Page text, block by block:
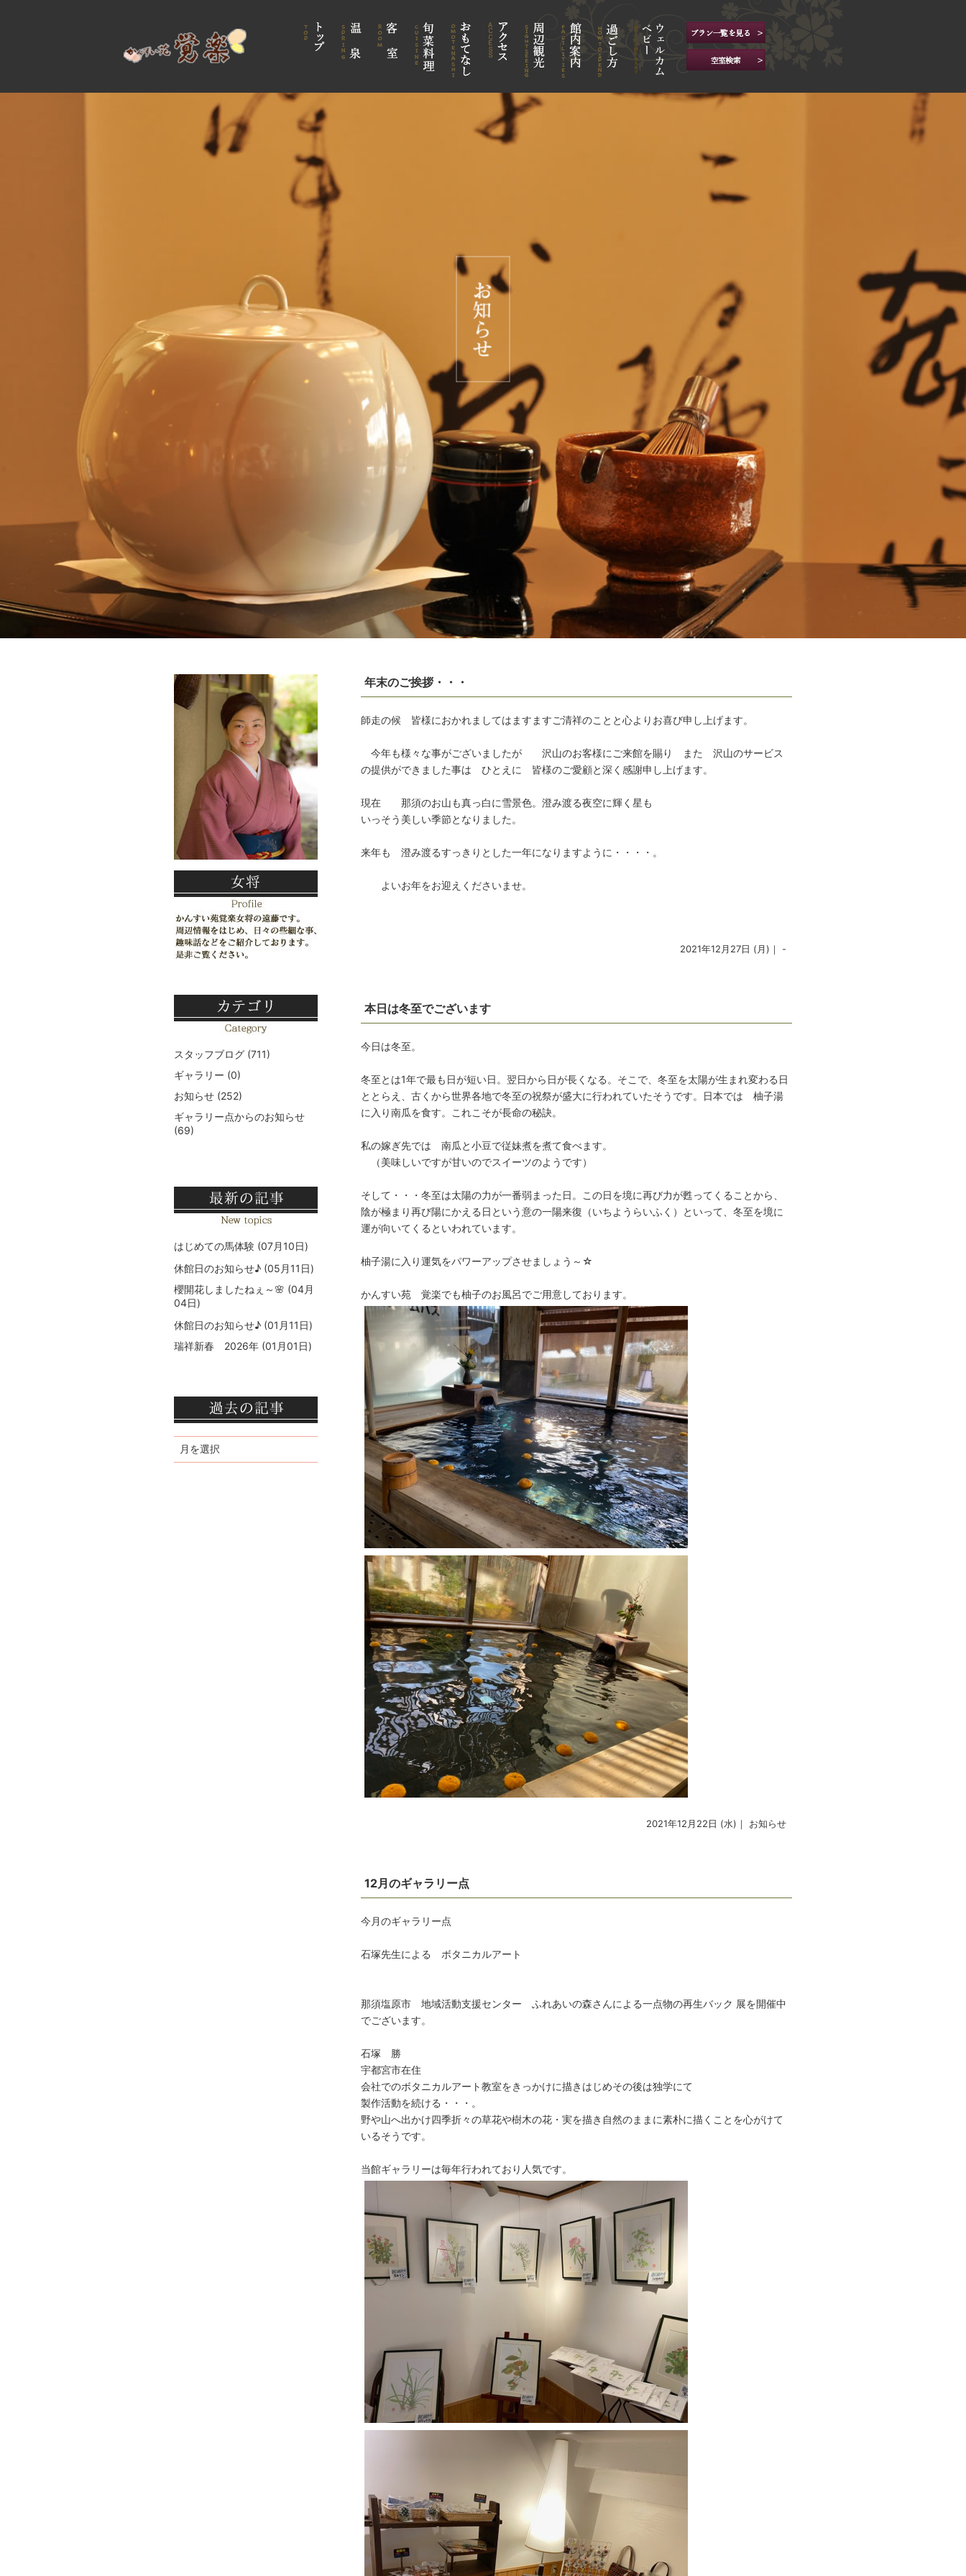
年末のご挨拶・・・
師走の候 皆様におかれましてはますますご清祥のことと心よりお喜び申し上げます。
今年も様々な事がございましたが 沢山のお客様にご来館を賜り また 沢山のサービス
の提供ができました事は ひとえに 皆様のご愛顧と深く感謝申し上げます。
現在 那須のお山も真っ白に雪景色。澄み渡る夜空に輝く星も
いっそう美しい季節となりました。
来年も 澄み渡るすっきりとした一年になりますように・・・・。
よいお年をお迎えくださいませ。
2021年12月27日 (月)｜ -
本日は冬至でございます
今日は冬至。
冬至とは1年で最も日が短い日。翌日から日が長くなる。そこで、冬至を太陽が生まれ変わる日
ととらえ、古くから世界各地で冬至の祝祭が盛大に行われていたそうです。日本では 柚子湯
に入り南瓜を食す。これこそが長命の秘訣。
私の嫁ぎ先では 南瓜と小豆で従妹煮を煮て食べます。
（美味しいですが甘いのでスイーツのようです）
そして・・・冬至は太陽の力が一番弱まった日。この日を境に再び力が甦ってくることから、
陰が極まり再び陽にかえる日という意の一陽来復（いちようらいふく）といって、冬至を境に
運が向いてくるといわれています。
柚子湯に入り運気をパワーアップさせましょう～☆
かんすい苑 覚楽でも柚子のお風呂でご用意しております。
2021年12月22日 (水)｜ お知らせ
12月のギャラリー点
今月のギャラリー点
石塚先生による ボタニカルアート
那須塩原市 地域活動支援センター ふれあいの森さんによる一点物の再生バック 展を開催中
でございます。
石塚 勝
宇都宮市在住
会社でのボタニカルアート教室をきっかけに描きはじめその後は独学にて
製作活動を続ける・・・。
野や山へ出かけ四季折々の草花や樹木の花・実を描き自然のままに素朴に描くことを心がけて
いるそうです。
当館ギャラリーは毎年行われており人気です。
スタッフブログ (711)
ギャラリー (0)
お知らせ (252)
ギャラリー点からのお知らせ
(69)
はじめての馬体験 (07月10日)
休館日のお知らせ♪ (05月11日)
櫻開花しましたねぇ～🌸 (04月
04日)
休館日のお知らせ♪ (01月11日)
瑞祥新春 2026年 (01月01日)
月を選択